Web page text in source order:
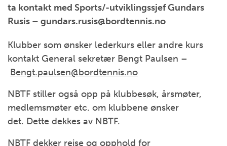
ta kontakt med Sports/-utviklingssjef Gundars
Rusis – gundars.rusis@bordtennis.no
Klubber som ønsker lederkurs eller andre kurs
kontakt General sekretær Bengt Paulsen –
Bengt.paulsen@bordtennis.no
NBTF stiller også opp på klubbesøk, årsmøter,
medlemsmøter etc. om klubbene ønsker
det. Dette dekkes av NBTF.
NBTF dekker reise og opphold for